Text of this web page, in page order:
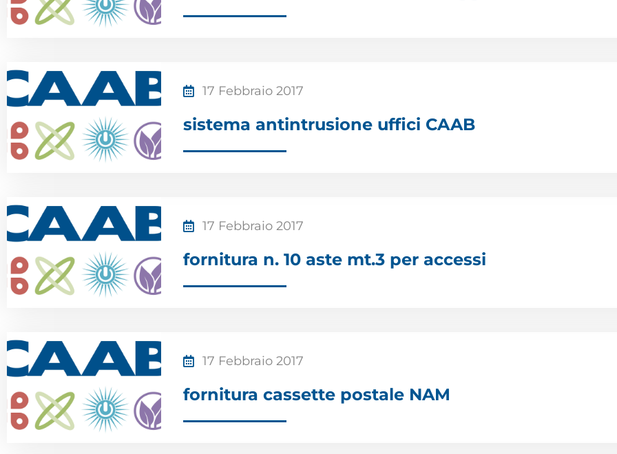
17 Febbraio 2017
sistema antintrusione uffici CAAB
17 Febbraio 2017
fornitura n. 10 aste mt.3 per accessi
17 Febbraio 2017
fornitura cassette postale NAM